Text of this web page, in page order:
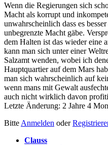
Wenn die Regierungen sich
Macht als korrupt und
unwahrscheinlich dass es
unbegrenzte Macht gäbe.
dem Halten ist das wieder eine
kann man sich unter einer
Salzamt wenden, wobei ich
Hauptquartier auf dem Mars
man sich wahrscheinlich auf
wenn mans mit Gewalt
auch nicht wirklich davon
Letzte Änderung: 2 Jahre 4
Bitte Anmelden oder
Clauss